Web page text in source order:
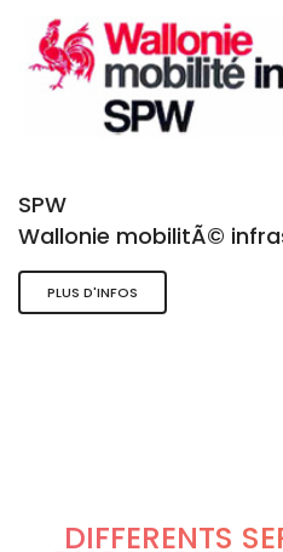
SPW
Wallonie mobilitÃ©
PLUS D'INFOS
DIFFÉRENTS